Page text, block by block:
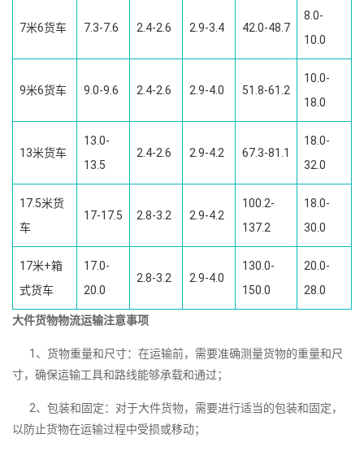
7米6货车 7.3-7.6 2.4-2.6 2.9-3.4 42.0-48.7
8.0-
10.0
9米6货车 9.0-9.6 2.4-2.6 2.9-4.0 51.8-61.2
10.0-
18.0
13米货车
13.0-
13.5
2.4-2.6 2.9-4.2 67.3-81.1
18.0-
32.0
17.5米货
车
17-17.5 2.8-3.2 2.9-4.2
100.2-
137.2
18.0-
30.0
17米+箱
式货车
17.0-
20.0
2.8-3.2 2.9-4.0
130.0-
150.0
20.0-
28.0
大件货物物流运输注意事项
1、货物重量和尺寸：在运输前，需要准确测量货物的重量和尺
寸，确保运输工具和路线能够承载和通过；
2、包装和固定：对于大件货物，需要进行适当的包装和固定，
以防止货物在运输过程中受损或移动；